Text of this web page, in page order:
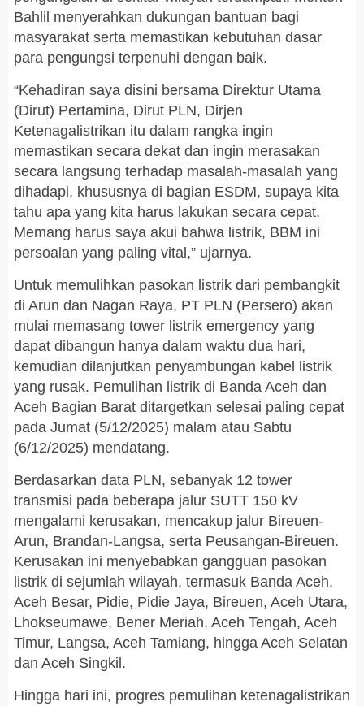
Bahlil menyerahkan dukungan bantuan bagi
masyarakat serta memastikan kebutuhan dasar
para pengungsi terpenuhi dengan baik.
“Kehadiran saya disini bersama Direktur Utama
(Dirut) Pertamina, Dirut PLN, Dirjen
Ketenagalistrikan itu dalam rangka ingin
memastikan secara dekat dan ingin merasakan
secara langsung terhadap masalah-masalah yang
dihadapi, khususnya di bagian ESDM, supaya kita
tahu apa yang kita harus lakukan secara cepat.
Memang harus saya akui bahwa listrik, BBM ini
persoalan yang paling vital,” ujarnya.
Untuk memulihkan pasokan listrik dari pembangkit
di Arun dan Nagan Raya, PT PLN (Persero) akan
mulai memasang tower listrik emergency yang
dapat dibangun hanya dalam waktu dua hari,
kemudian dilanjutkan penyambungan kabel listrik
yang rusak. Pemulihan listrik di Banda Aceh dan
Aceh Bagian Barat ditargetkan selesai paling cepat
pada Jumat (5/12/2025) malam atau Sabtu
(6/12/2025) mendatang.
Berdasarkan data PLN, sebanyak 12 tower
transmisi pada beberapa jalur SUTT 150 kV
mengalami kerusakan, mencakup jalur Bireuen-
Arun, Brandan-Langsa, serta Peusangan-Bireuen.
Kerusakan ini menyebabkan gangguan pasokan
listrik di sejumlah wilayah, termasuk Banda Aceh,
Aceh Besar, Pidie, Pidie Jaya, Bireuen, Aceh Utara,
Lhokseumawe, Bener Meriah, Aceh Tengah, Aceh
Timur, Langsa, Aceh Tamiang, hingga Aceh Selatan
dan Aceh Singkil.
Hingga hari ini, progres pemulihan ketenagalistrikan